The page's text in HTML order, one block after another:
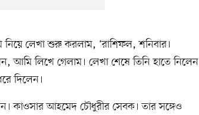
লেখা শুরু করলাম, ‘রাশিফল, শনিবার।
লিখে গেলাম। লেখা শেষে তিনি হাতে নিলেন
দিলেন।
কাওসার আহমেদ চৌধুরীর সেবক। তার সঙ্গেও